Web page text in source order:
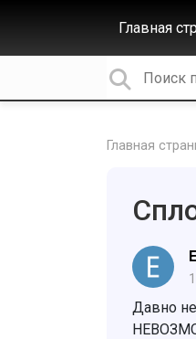
Главная
Главная
Давно